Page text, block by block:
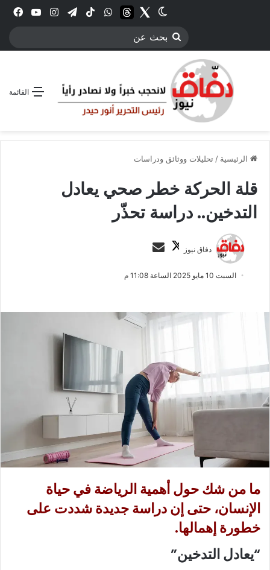
انستقرامتيلقرام‫TikTokواتسابthreadsTwitter
الوضع المظلم
بحث
القائمة
الرئيسية /تحليلات ووثائق ودراسات
قلة الحركة خطر صحي يعادل
التدخين.. دراسة تحذّر
دفاق نيوز
ت
ب
ل
ى
س
ر
ا
إ
ل
ك
ت
ر
و
ن
ا
السبت 10 مايو 2025 الساعة 11:08 م
ما من شك حول أهمية الرياضة في حياة
الإنسان، حتى إن دراسة جديدة شددت على
خطورة إهمالها.
“يعادل التدخين”